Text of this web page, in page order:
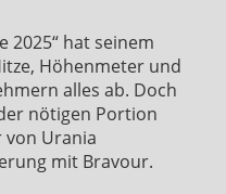
2025“ hat seinem
Höhenmeter und
alles ab. Doch
nötigen Portion
Urania
mit Bravour.